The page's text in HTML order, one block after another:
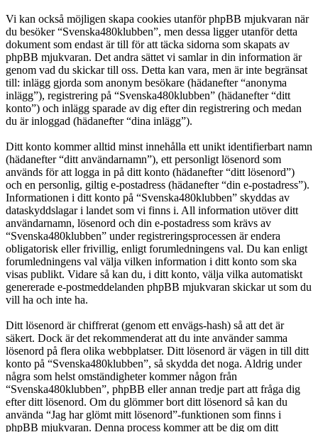
Vi kan också möjligen skapa cookies utanför phpBB mjukvaran när
du besöker “Svenska480klubben”, men dessa ligger utanför detta
dokument som endast är till för att täcka sidorna som skapats av
phpBB mjukvaran. Det andra sättet vi samlar in din information är
genom vad du skickar till oss. Detta kan vara, men är inte begränsat
till: inlägg gjorda som anonym besökare (hädanefter “anonyma
inlägg”), registrering på “Svenska480klubben” (hädanefter “ditt
konto”) och inlägg sparade av dig efter din registrering och medan
du är inloggad (hädanefter “dina inlägg”).
Ditt konto kommer alltid minst innehålla ett unikt identifierbart namn
(hädanefter “ditt användarnamn”), ett personligt lösenord som
används för att logga in på ditt konto (hädanefter “ditt lösenord”)
och en personlig, giltig e-postadress (hädanefter “din e-postadress”).
Informationen i ditt konto på “Svenska480klubben” skyddas av
dataskyddslagar i landet som vi finns i. All information utöver ditt
användarnamn, lösenord och din e-postadress som krävs av
“Svenska480klubben” under registreringsprocessen är endera
obligatorisk eller frivillig, enligt forumledningens val. Du kan enligt
forumledningens val välja vilken information i ditt konto som ska
visas publikt. Vidare så kan du, i ditt konto, välja vilka automatiskt
genererade e-postmeddelanden phpBB mjukvaran skickar ut som du
vill ha och inte ha.
Ditt lösenord är chiffrerat (genom ett envägs-hash) så att det är
säkert. Dock är det rekommenderat att du inte använder samma
lösenord på flera olika webbplatser. Ditt lösenord är vägen in till ditt
konto på “Svenska480klubben”, så skydda det noga. Aldrig under
några som helst omständigheter kommer någon från
“Svenska480klubben”, phpBB eller annan tredje part att fråga dig
efter ditt lösenord. Om du glömmer bort ditt lösenord så kan du
använda “Jag har glömt mitt lösenord”-funktionen som finns i
phpBB mjukvaran. Denna process kommer att be dig om ditt